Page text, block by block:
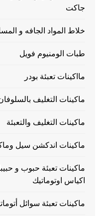
جاكت
خلاط المواد الجافه و
طبات الومنيوم فويل
مااكينات تعبئة بودر
ماكينات التغليف بالسلوفان
ماكينات التغليف والتعبئة
ماكينات اندكشن سيل
ماكينات تعبئة حبوب و
اكياس اوتوماتيك
ماكينات تعبئة سوائل